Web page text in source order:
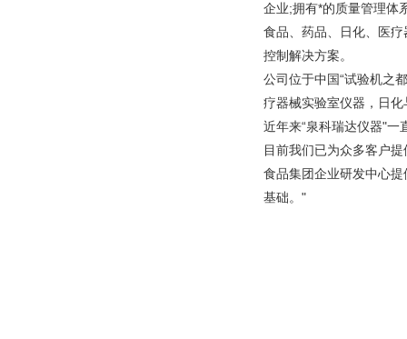
企业;拥有*的质量管理体
食品、药品、日化、医
控制解决方案。
公司位于中国“试验机之
疗器械实验室仪器，日
近年来“泉科瑞达仪器"
目前我们已为众多客户
食品集团企业研发中心
基础。"